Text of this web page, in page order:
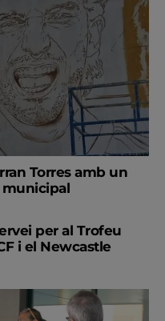
Torres amb un
municipal
per al Trofeu
i el Newcastle